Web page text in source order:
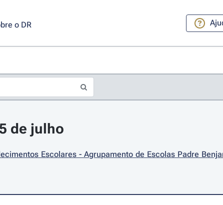
o DR
de julho
Escolares - Agrupamento de Escolas Padre